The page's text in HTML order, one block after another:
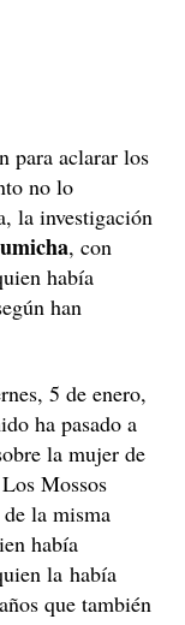
para aclarar los
no lo
la investigación
, con
había
han
5 de enero,
ha pasado a
la mujer de
Mossos
la misma
había
la había
que también